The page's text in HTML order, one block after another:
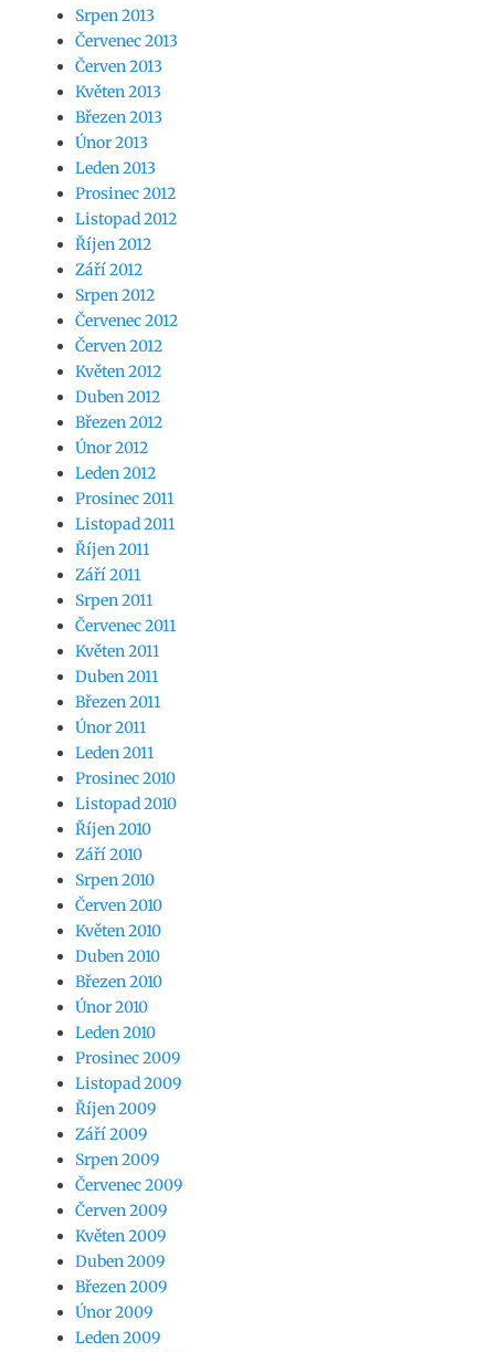
Srpen 2013
Červenec 2013
Červen 2013
Květen 2013
Březen 2013
Únor 2013
Leden 2013
Prosinec 2012
Listopad 2012
Říjen 2012
Září 2012
Srpen 2012
Červenec 2012
Červen 2012
Květen 2012
Duben 2012
Březen 2012
Únor 2012
Leden 2012
Prosinec 2011
Listopad 2011
Říjen 2011
Září 2011
Srpen 2011
Červenec 2011
Květen 2011
Duben 2011
Březen 2011
Únor 2011
Leden 2011
Prosinec 2010
Listopad 2010
Říjen 2010
Září 2010
Srpen 2010
Červen 2010
Květen 2010
Duben 2010
Březen 2010
Únor 2010
Leden 2010
Prosinec 2009
Listopad 2009
Říjen 2009
Září 2009
Srpen 2009
Červenec 2009
Červen 2009
Květen 2009
Duben 2009
Březen 2009
Únor 2009
Leden 2009